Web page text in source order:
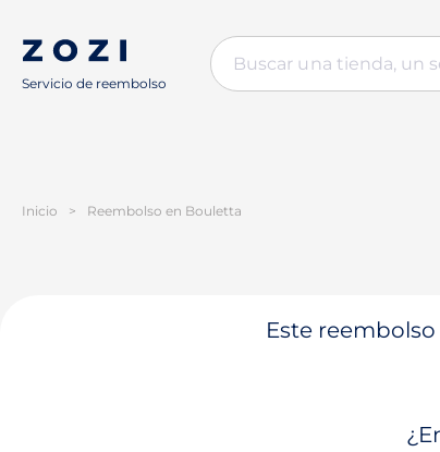
Servicio de reembolso
Inicio > Reembolso en Bouletta
Este